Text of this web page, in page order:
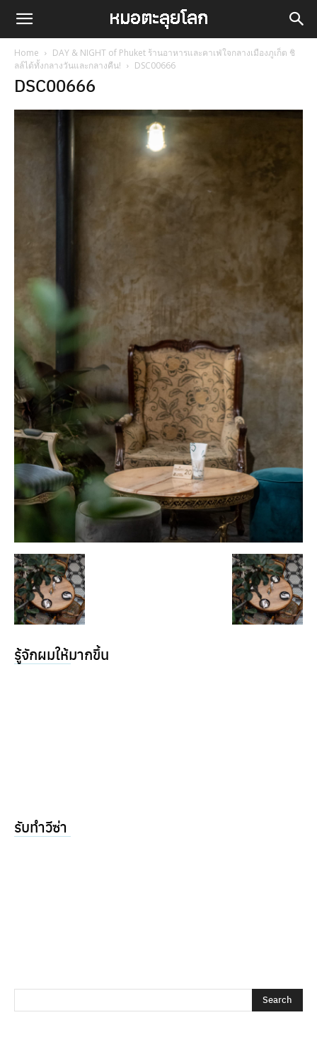
Home
DAY & NIGHT of Phuket ร้านอาหารและคาเฟ่ใจกลางเมืองภูเก็ต ชิ
ลล์ได้ทั้งกลางวันและกลางคืน!
DSC00666
DSC00666
รู้จักผมให้มากขึ้น
รับทำวีซ่า